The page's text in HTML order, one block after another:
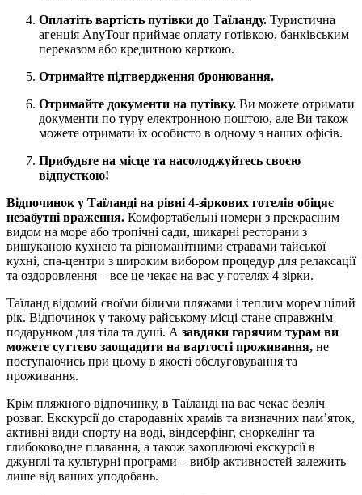
Оплатіть вартість путівки до Таїланду. Туристична
агенція AnyTour приймає оплату готівкою, банківським
переказом або кредитною карткою.
Отримайте підтвердження бронювання.
Отримайте документи на путівку. Ви можете отримати
документи по туру електронною поштою, але Ви також
можете отримати їх особисто в одному з наших офісів.
Прибудьте на місце та насолоджуйтесь своєю
відпусткою!
Відпочинок у Таїланді на рівні 4-зіркових готелів обіцяє
незабутні враження. Комфортабельні номери з прекрасним
видом на море або тропічні сади, шикарні ресторани з
вишуканою кухнею та різноманітними стравами тайської
кухні, спа-центри з широким вибором процедур для релаксації
та оздоровлення – все це чекає на вас у готелях 4 зірки.
Таїланд відомий своїми білими пляжами і теплим морем цілий
рік. Відпочинок у такому райському місці стане справжнім
подарунком для тіла та душі. А завдяки гарячим турам ви
можете суттєво заощадити на вартості проживання, не
поступаючись при цьому в якості обслуговування та
проживання.
Крім пляжного відпочинку, в Таїланді на вас чекає безліч
розваг. Екскурсії до стародавніх храмів та визначних пам’яток,
активні види спорту на воді, віндсерфінг, сноркелінг та
глибоководне плавання, а також захоплюючі екскурсії в
джунглі та культурні програми – вибір активностей залежить
лише від ваших уподобань.